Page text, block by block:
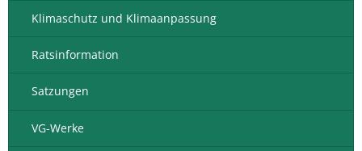
Klimaschutz und Klimaanpassung
Ratsinformation
Satzungen
VG-Werke